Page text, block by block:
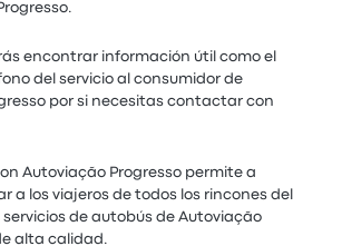
encontrar información útil como el
del servicio al consumidor de
por si necesitas contactar con
Autoviação Progresso permite a
a los viajeros de todos los rincones del
de autobús de Autoviação
alta calidad.